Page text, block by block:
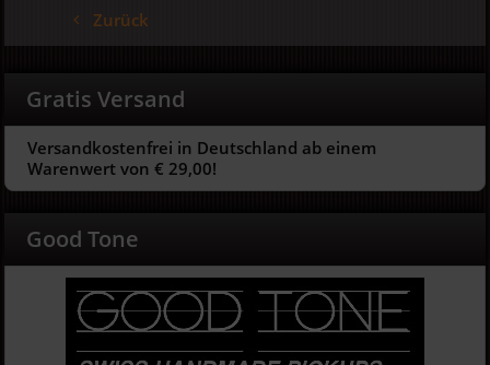
Zurück
Gratis Versand
Versandkostenfrei in Deutschland ab einem
Warenwert von € 29,00!
Good Tone